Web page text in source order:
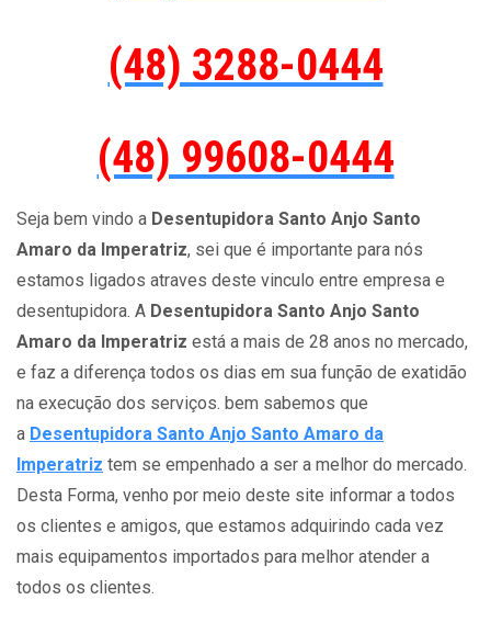
(48) 3288-0444
(48) 99608-0444
Seja bem vindo a Desentupidora Santo Anjo Santo
Amaro da Imperatriz, sei que é importante para nós
estamos ligados atraves deste vinculo entre empresa e
desentupidora. A Desentupidora Santo Anjo Santo
Amaro da Imperatriz está a mais de 28 anos no mercado,
e faz a diferença todos os dias em sua função de exatidão
na execução dos serviços. bem sabemos que
a Desentupidora Santo Anjo Santo Amaro da
Imperatriz tem se empenhado a ser a melhor do mercado.
Desta Forma, venho por meio deste site informar a todos
os clientes e amigos, que estamos adquirindo cada vez
mais equipamentos importados para melhor atender a
todos os clientes.